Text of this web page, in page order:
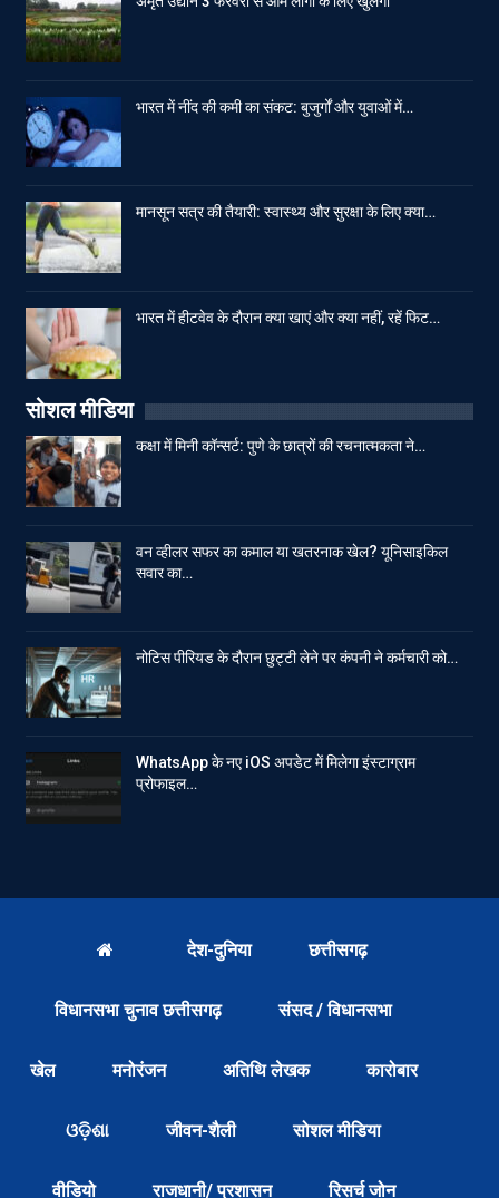
भारत में नींद की कमी का संकट: बुजुर्गों और युवाओं में…
मानसून सत्र की तैयारी: स्वास्थ्य और सुरक्षा के लिए क्या…
भारत में हीटवेव के दौरान क्या खाएं और क्या नहीं, रहें फिट…
सोशल मीडिया
कक्षा में मिनी कॉन्सर्ट: पुणे के छात्रों की रचनात्मकता ने…
वन व्हीलर सफर का कमाल या खतरनाक खेल? यूनिसाइकिल
सवार का…
नोटिस पीरियड के दौरान छुट्टी लेने पर कंपनी ने कर्मचारी को…
WhatsApp के नए iOS अपडेट में मिलेगा इंस्टाग्राम
प्रोफाइल…
देश-दुनिया छत्तीसगढ़
विधानसभा चुनाव छत्तीसगढ़ संसद / विधानसभा
खेल मनोरंजन अतिथि लेखक कारोबार
ଓଡ଼ିଶା जीवन-शैली सोशल मीडिया
वीडियो राजधानी/ प्रशासन रिसर्च जोन